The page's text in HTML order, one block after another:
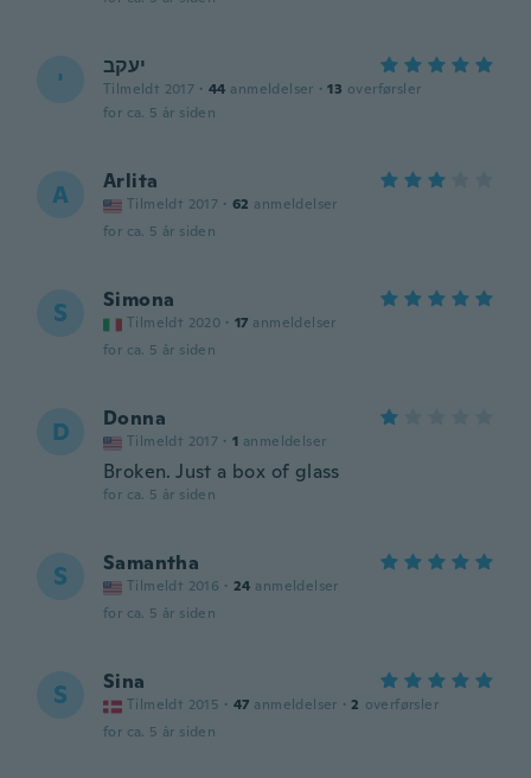
י יעקב
Tilmeldt 2017 · 44 anmeldelser · 13 overførsler
for ca. 5 år siden
A Arlita
Tilmeldt 2017 · 62 anmeldelser
for ca. 5 år siden
S Simona
Tilmeldt 2020 · 17 anmeldelser
for ca. 5 år siden
D Donna
Tilmeldt 2017 · 1 anmeldelser
Broken. Just a box of glass
for ca. 5 år siden
S Samantha
Tilmeldt 2016 · 24 anmeldelser
for ca. 5 år siden
S Sina
Tilmeldt 2015 · 47 anmeldelser · 2 overførsler
for ca. 5 år siden